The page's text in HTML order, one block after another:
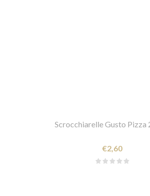
Scrocchiarelle Gusto Pizza
€2,60